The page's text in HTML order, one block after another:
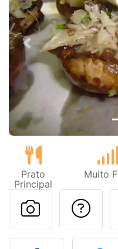
Anterior
Prato
Principal
Muito
Fez esta